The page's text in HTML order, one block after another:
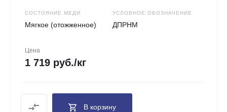
СОСТОЯНИЕ МЕДИ
Мягкое (отожженное)
УСЛОВНОЕ ОБОЗНАЧЕНИЕ
ДПРНМ
Цена
1 719 руб./кг
В корзину